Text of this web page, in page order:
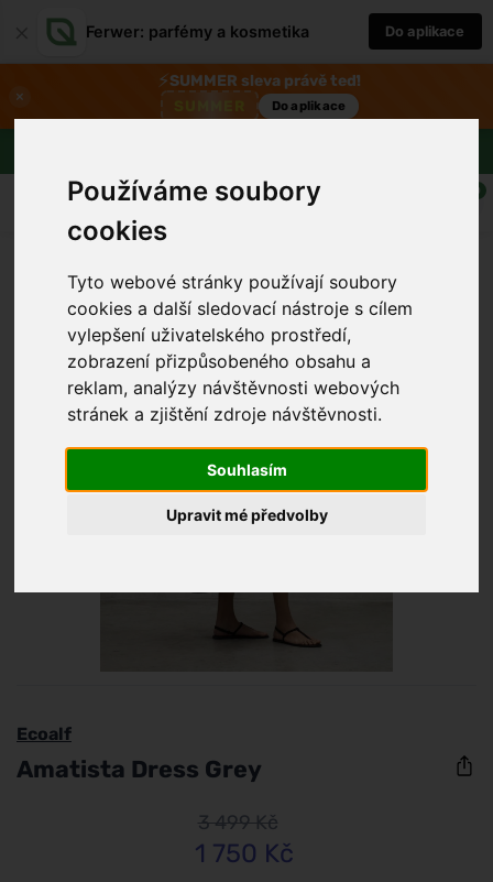
Používáme soubory
cookies
Tyto webové stránky používají soubory
cookies a další sledovací nástroje s cílem
vylepšení uživatelského prostředí,
zobrazení přizpůsobeného obsahu a
reklam, analýzy návštěvnosti webových
stránek a zjištění zdroje návštěvnosti.
Souhlasím
Upravit mé předvolby
Ferwer: parfémy a kosmetika Do aplikace
×
⚡SUMMER sleva právě teď!
Do aplikace
0
Ecoalf
Amatista Dress Grey
3 499 Kč
1 750 Kč